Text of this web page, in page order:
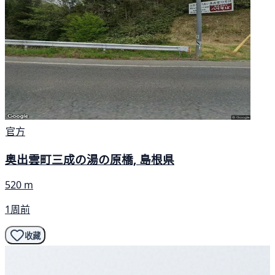
官方
奥出雲町三成の湯の原橋, 島根県
520 m
1周前
收藏